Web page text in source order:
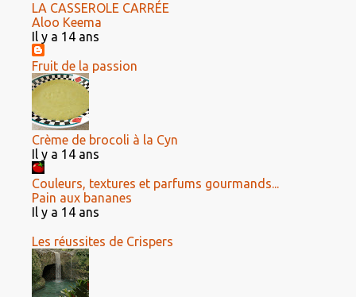
LA CASSEROLE CARRÉE
Aloo Keema
Il y a 14 ans
Fruit de la passion
Crème de brocoli à la Cyn
Il y a 14 ans
Couleurs, textures et parfums gourmands...
Pain aux bananes
Il y a 14 ans
Les réussites de Crispers